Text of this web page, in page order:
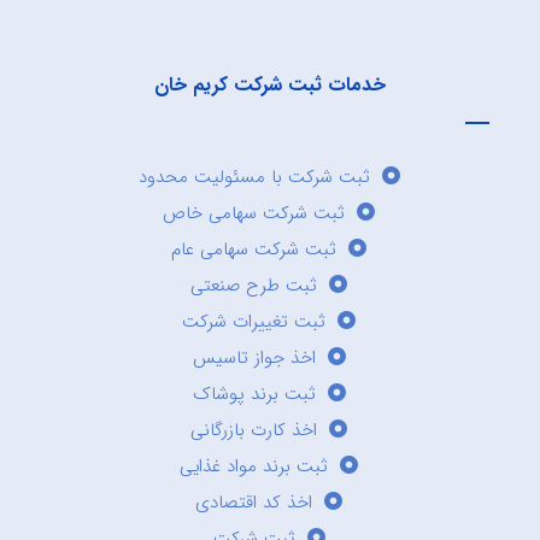
خدمات ثبت شرکت کریم خان
ثبت شرکت با مسئولیت محدود
ثبت شرکت سهامی خاص
ثبت شرکت سهامی عام
ثبت طرح صنعتی
ثبت تغییرات شرکت
اخذ جواز تاسیس
ثبت برند پوشاک
اخذ کارت بازرگانی
ثبت برند مواد غذایی
اخذ کد اقتصادی